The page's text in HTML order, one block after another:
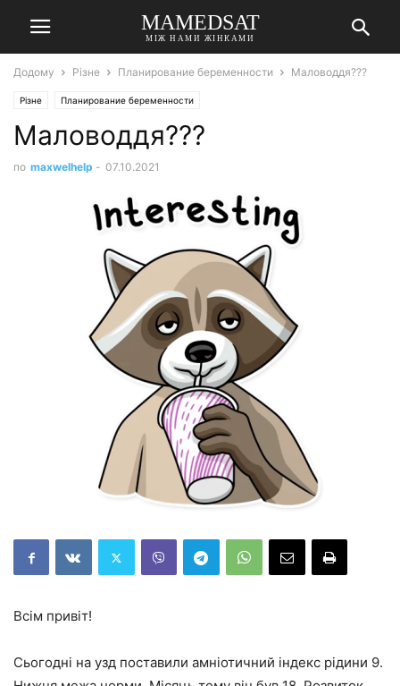
MAMEDSAT
МІЖ НАМИ ЖІНКАМИ
Додому Різне Планирование беременности Маловоддя???
Різне Планирование беременности
Маловоддя???
по maxwelhelp - 07.10.2021
Всім привіт!
Сьогодні на узд поставили амніотичний індекс рідини 9.